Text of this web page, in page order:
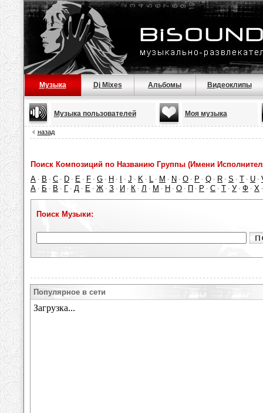
Музыка Dj Mixes Альбомы Видеоклипы
Музыка пользователей Моя музыка
назад
Поиск Композиций по Названию Группы (Имени
A · B · C · D · E · F · G · H · · J · K · L · M · N · O · P · Q · R · S · T · U ·
А · Б · В · Г · Д · Е · Ж · З · И · К · Л · М · Н · О · П · Р · С · Т · У · Ф · Х
Поиск Музыки:
Популярное в сети